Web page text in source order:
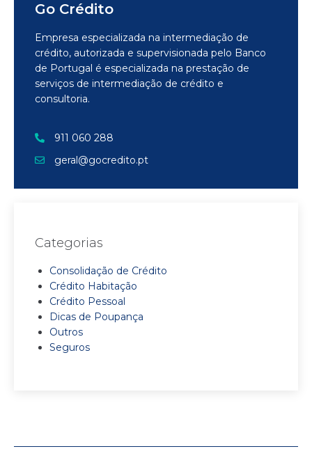
Go Crédito
Empresa especializada na intermediação de
crédito, autorizada e supervisionada pelo Banco
de Portugal é especializada na prestação de
serviços de intermediação de crédito e
consultoria.
911 060 288
geral@gocredito.pt
Categorias
Consolidação de Crédito
Crédito Habitação
Crédito Pessoal
Dicas de Poupança
Outros
Seguros